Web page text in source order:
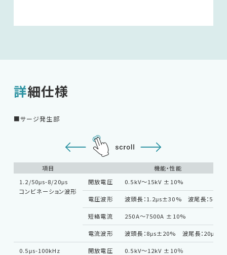
詳細仕様
■サージ発生部
項目
機能・性能
1.2/50μs-8/20μs
コンビネーション波形
開放電圧 0.5kV～15kV ±10%
電圧波形 波頭長：1.2μs±30% 波尾長：
短絡電流 250A～7500A ±10%
電流波形 波頭長：8μs±20% 波尾長：
0.5μs-100kHz
開放電圧 0.5kV～12kV ±10％